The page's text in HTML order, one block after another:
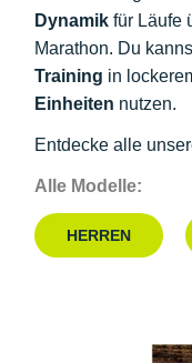
Dynamik für Läufe
Marathon. Du
Training in
Einheiten nutzen.
Entdecke alle
Alle Modelle:
HERREN